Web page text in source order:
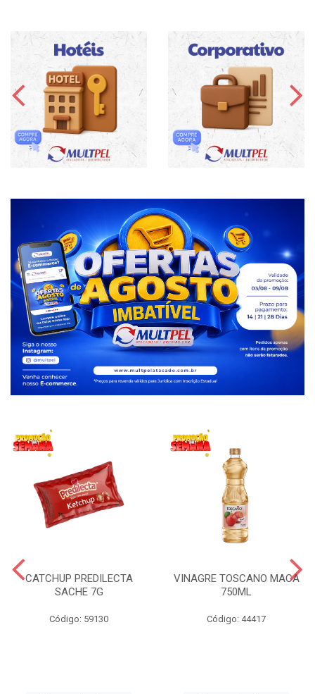
CATCHUP PREDILECTA
SACHE 7G
Código: 59130
VINAGRE TOSCANO MACA
750ML
Código: 44417